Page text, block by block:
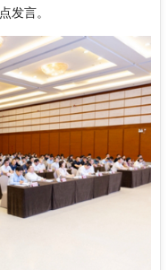
发言。